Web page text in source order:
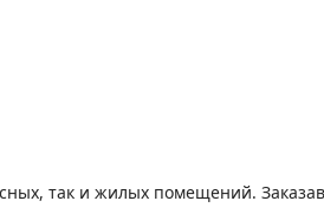
так и жилых помещений. Заказав